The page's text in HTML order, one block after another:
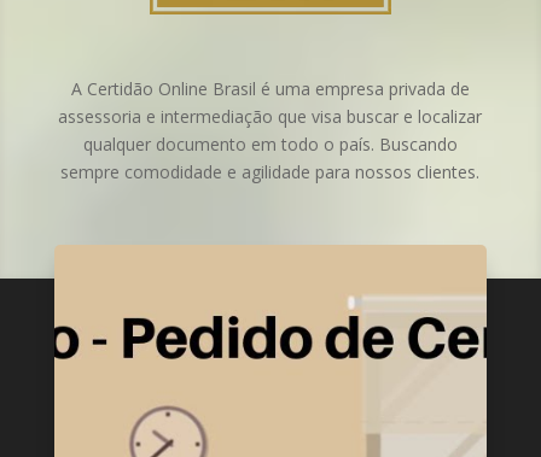
A Certidão Online Brasil é uma empresa privada de
assessoria e intermediação que visa buscar e localizar
qualquer documento em todo o país. Buscando
sempre comodidade e agilidade para nossos clientes.